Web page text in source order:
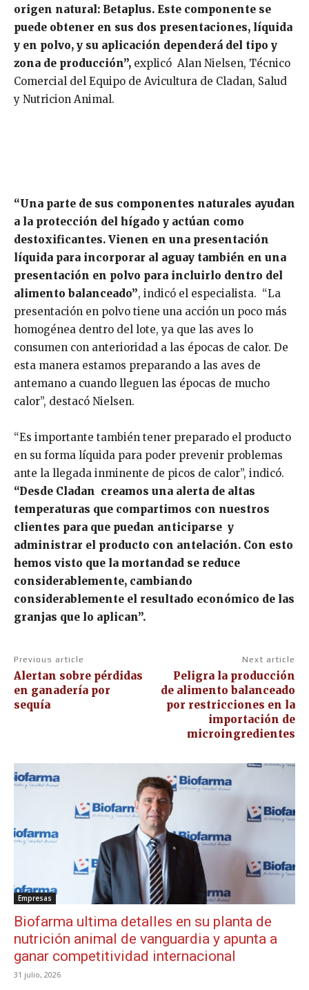
origen natural: Betaplus. Este componente se
puede obtener en sus dos presentaciones, líquida
y en polvo, y su aplicación dependerá del tipo y
zona de producción”, explicó Alan Nielsen, Técnico
Comercial del Equipo de Avicultura de Cladan, Salud
y Nutricion Animal.
“Una parte de sus componentes naturales ayudan
a la protección del hígado y actúan como
destoxificantes. Vienen en una presentación
líquida para incorporar al aguay también en una
presentación en polvo para incluirlo dentro del
alimento balanceado”, indicó el especialista. “La
presentación en polvo tiene una acción un poco más
homogénea dentro del lote, ya que las aves lo
consumen con anterioridad a las épocas de calor. De
esta manera estamos preparando a las aves de
antemano a cuando lleguen las épocas de mucho
calor”, destacó Nielsen.
“Es importante también tener preparado el producto
en su forma líquida para poder prevenir problemas
ante la llegada inminente de picos de calor”, indicó.
“Desde Cladan creamos una alerta de altas
temperaturas que compartimos con nuestros
clientes para que puedan anticiparse y
administrar el producto con antelación. Con esto
hemos visto que la mortandad se reduce
considerablemente, cambiando
considerablemente el resultado económico de las
granjas que lo aplican”.
Previous article
Alertan sobre pérdidas
en ganadería por
sequía
Next article
Peligra la producción
de alimento balanceado
por restricciones en la
importación de
microingredientes
Empresas
Biofarma ultima detalles en su planta de
nutrición animal de vanguardia y apunta a
ganar competitividad internacional
31 julio, 2026